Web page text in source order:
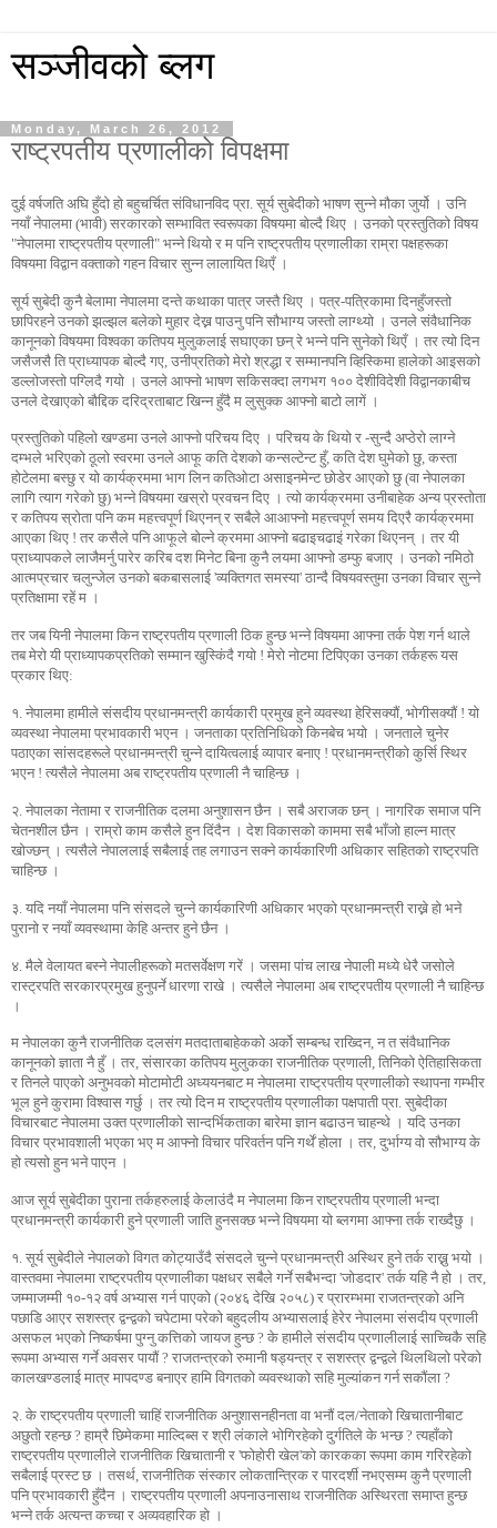
सञ्जीवको ब्लग
Monday, March 26, 2012
राष्ट्रपतीय प्रणालीको विपक्षमा
दुई वर्षजति अघि हुँदो हो बहुचर्चित संविधानविद प्रा. सूर्य सुबेदीको भाषण सुन्ने मौका जुर्यो । उनि
नयाँ नेपालमा (भावी) सरकारको सम्भावित स्वरूपका विषयमा बोल्दै थिए । उनको प्रस्तुतिको विषय
"नेपालमा राष्ट्रपतीय प्रणाली" भन्ने थियो र म पनि राष्ट्रपतीय प्रणालीका राम्रा पक्षहरूका
विषयमा विद्वान वक्ताको गहन विचार सुन्न लालायित थिएँ ।
सूर्य सुबेदी कुनै बेलामा नेपालमा दन्ते कथाका पात्र जस्तै थिए । पत्र-पत्रिकामा दिनहुँजस्तो
छापिरहने उनको झल्झल बलेको मुहार देख्न पाउनु पनि सौभाग्य जस्तो लाग्थ्यो । उनले संवैधानिक
कानूनको विषयमा विश्वका कतिपय मुलुकलाई सघाएका छन् रे भन्ने पनि सुनेको थिएँ । तर त्यो दिन
जसैजसै ति प्राध्यापक बोल्दै गए, उनीप्रतिको मेरो श्रद्धा र सम्मानपनि व्हिस्किमा हालेको आइसको
डल्लोजस्तो पग्लिदै गयो । उनले आफ्नो भाषण सकिसक्दा लगभग १०० देशीविदेशी विद्वानकाबीच
उनले देखाएको बौद्दिक दरिद्रताबाट खिन्न हुँदै म लुसुक्क आफ्नो बाटो लागें ।
प्रस्तुतिको पहिलो खण्डमा उनले आफ्नो परिचय दिए । परिचय के थियो र -सुन्दै अप्ठेरो लाग्ने
दम्भले भरिएको ठूलो स्वरमा उनले आफू कति देशको कन्सल्टेन्ट हुँ, कति देश घुमेको छु, कस्ता
होटेलमा बस्छु र यो कार्यक्रममा भाग लिन कतिओटा असाइनमेन्ट छोडेर आएको छु (वा नेपालका
लागि त्याग गरेको छु) भन्ने विषयमा खस्रो प्रवचन दिए । त्यो कार्यक्रममा उनीबाहेक अन्य प्रस्तोता
र कतिपय स्रोता पनि कम महत्त्वपूर्ण थिएनन् र सबैले आआफ्नो महत्त्वपूर्ण समय दिएरै कार्यक्रममा
आएका थिए ! तर कसैले पनि आफूले बोल्ने क्रममा आफ्नो बढाइचढाइं गरेका थिएनन् । तर यी
प्राध्यापकले लाजैमर्नु पारेर करिब दश मिनेट बिना कुनै लयमा आफ्नो डम्फु बजाए । उनको नमिठो
आत्मप्रचार चलुन्जेल उनको बकबासलाई 'व्यक्तिगत समस्या' ठान्दै विषयवस्तुमा उनका विचार सुन्ने
प्रतिक्षामा रहें म ।
तर जब यिनी नेपालमा किन राष्ट्रपतीय प्रणाली ठिक हुन्छ भन्ने विषयमा आफ्ना तर्क पेश गर्न थाले
तब मेरो यी प्राध्यापकप्रतिको सम्मान खुस्किंदै गयो ! मेरो नोटमा टिपिएका उनका तर्कहरू यस
प्रकार थिए:
१. नेपालमा हामीले संसदीय प्रधानमन्त्री कार्यकारी प्रमुख हुने व्यवस्था हेरिसक्यौं, भोगीसक्यौं ! यो
व्यवस्था नेपालमा प्रभावकारी भएन । जनताका प्रतिनिधिको किनबेच भयो । जनताले चुनेर
पठाएका सांसदहरूले प्रधानमन्त्री चुन्ने दायित्वलाई व्यापार बनाए ! प्रधानमन्त्रीको कुर्सि स्थिर
भएन ! त्यसैले नेपालमा अब राष्ट्रपतीय प्रणाली नै चाहिन्छ ।
२. नेपालका नेतामा र राजनीतिक दलमा अनुशासन छैन । सबै अराजक छन् । नागरिक समाज पनि
चेतनशील छैन । राम्रो काम कसैले हुन दिंदैन । देश विकासको काममा सबै भाँजो हाल्न मात्र
खोज्छन् । त्यसैले नेपाललाई सबैलाई तह लगाउन सक्ने कार्यकारिणी अधिकार सहितको राष्ट्रपति
चाहिन्छ ।
३. यदि नयाँ नेपालमा पनि संसदले चुन्ने कार्यकारिणी अधिकार भएको प्रधानमन्त्री राख्ने हो भने
पुरानो र नयाँ व्यवस्थामा केहि अन्तर हुने छैन ।
४. मैले वेलायत बस्ने नेपालीहरूको मतसर्वेक्षण गरें । जसमा पांच लाख नेपाली मध्ये धेरै जसोले
रास्ट्रपति सरकारप्रमुख हुनुपर्ने धारणा राखे । त्यसैले नेपालमा अब राष्ट्रपतीय प्रणाली नै चाहिन्छ
।
म नेपालका कुनै राजनीतिक दलसंग मतदाताबाहेकको अर्को सम्बन्ध राख्दिन, न त संवैधानिक
कानूनको ज्ञाता नै हुँ । तर, संसारका कतिपय मुलुकका राजनीतिक प्रणाली, तिनिको ऐतिहासिकता
र तिनले पाएको अनुभवको मोटामोटी अध्ययनबाट म नेपालमा राष्ट्रपतीय प्रणालीको स्थापना गम्भीर
भूल हुने कुरामा विश्वास गर्छु । तर त्यो दिन म राष्ट्रपतीय प्रणालीका पक्षपाती प्रा. सुबेदीका
विचारबाट नेपालमा उक्त प्रणालीको सान्दर्भिकताका बारेमा ज्ञान बढाउन चाहन्थे । यदि उनका
विचार प्रभावशाली भएका भए म आफ्नो विचार परिवर्तन पनि गर्थें होला । तर, दुर्भाग्य वो सौभाग्य के
हो त्यसो हुन भने पाएन ।
आज सूर्य सुबेदीका पुराना तर्कहरुलाई केलाउंदै म नेपालमा किन राष्ट्रपतीय प्रणाली भन्दा
प्रधानमन्त्री कार्यकारी हुने प्रणाली जाति हुनसक्छ भन्ने विषयमा यो ब्लगमा आफ्ना तर्क राख्दैछु ।
१. सूर्य सुबेदीले नेपालको विगत कोट्याउँदै संसदले चुन्ने प्रधानमन्त्री अस्थिर हुने तर्क राख्नु भयो ।
वास्तवमा नेपालमा राष्ट्रपतीय प्रणालीका पक्षधर सबैले गर्ने सबैभन्दा 'जोडदार' तर्क यहि नै हो । तर,
जम्माजम्मी १०-१२ वर्ष अभ्यास गर्न पाएको (२०४६ देखि २०५८) र प्रारम्भमा राजतन्त्रको अनि
पछाडि आएर सशस्त्र द्वन्द्वको चपेटामा परेको बहुदलीय अभ्यासलाई हेरेर नेपालमा संसदीय प्रणाली
असफल भएको निष्कर्षमा पुग्नु कत्तिको जायज हुन्छ ? के हामीले संसदीय प्रणालीलाई साच्चिकै सहि
रूपमा अभ्यास गर्ने अवसर पायौं ? राजतन्त्रको रुमानी षड्यन्त्र र सशस्त्र द्वन्द्वले थिलथिलो परेको
कालखण्डलाई मात्र मापदण्ड बनाएर हामि विगतको व्यवस्थाको सहि मुल्यांकन गर्न सकौंला ?
२. के राष्ट्रपतीय प्रणाली चाहिं राजनीतिक अनुशासनहीनता वा भनौं दल/नेताको खिचातानीबाट
अछुतो रहन्छ ? हाम्रै छिमेकमा माल्दिब्स र श्री लंकाले भोगिरहेको दुर्गतिले के भन्छ ? त्यहाँको
राष्ट्रपतीय प्रणालीले राजनीतिक खिचातानी र 'फोहोरी खेल'को कारकका रूपमा काम गरिरहेको
सबैलाई प्रस्ट छ । तसर्थ, राजनीतिक संस्कार लोकतान्त्रिक र पारदर्शी नभएसम्म कुनै प्रणाली
पनि प्रभावकारी हुँदैन । राष्ट्रपतीय प्रणाली अपनाउनासाथ राजनीतिक अस्थिरता समाप्त हुन्छ
भन्ने तर्क अत्यन्त कच्चा र अव्यवहारिक हो ।